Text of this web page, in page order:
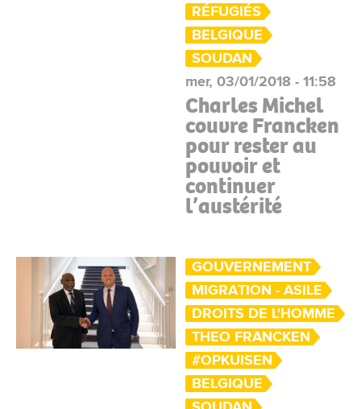
RÉFUGIÉS
BELGIQUE
SOUDAN
mer, 03/01/2018 - 11:58
Charles Michel
couvre Francken
pour rester au
pouvoir et
continuer
l’austérité
GOUVERNEMENT
MIGRATION - ASILE
DROITS DE L'HOMME
THEO FRANCKEN
#OPKUISEN
BELGIQUE